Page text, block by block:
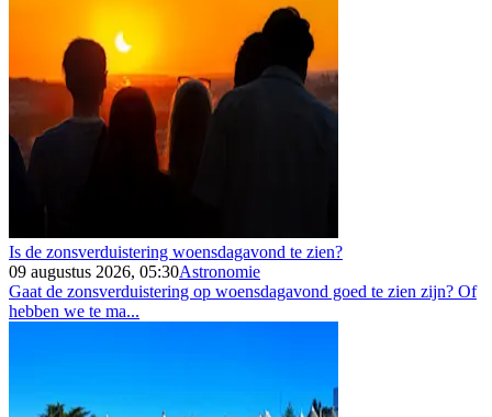
Is de zonsverduistering woensdagavond te zien?
09 augustus 2026, 05:30Astronomie
Gaat de zonsverduistering op woensdagavond goed te zien zijn? Of
hebben we te ma...